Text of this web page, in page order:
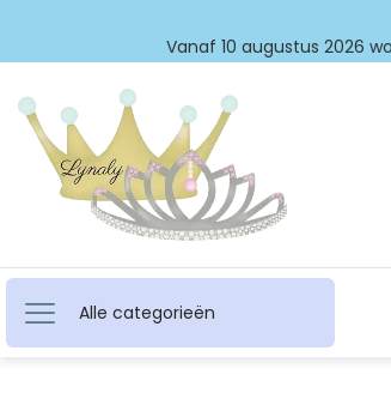
Vanaf 10 augustus 2026
Alle categorieën